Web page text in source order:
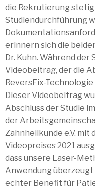
die Rekrutierung
Studiendurchführung
erinnern sich die
Dr. Kuhn. Während
Videobeitrag, der die
ReversFix-
Dieser Videobeitrag
Abschluss der Studie
der
Zahnheilkunde e.V. mit
Videopreises 2021
dass unsere Laser-
Anwendung überzeugt
echter Benefit für